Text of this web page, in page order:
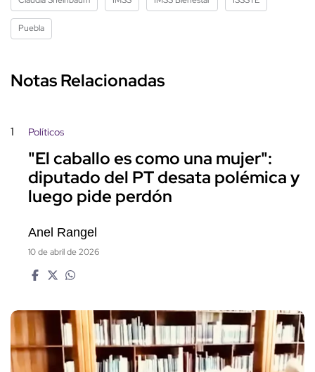
Puebla
Notas Relacionadas
1 Políticos
"El caballo es como una mujer":
diputado del PT desata polémica y
luego pide perdón
Anel Rangel
10 de abril de 2026